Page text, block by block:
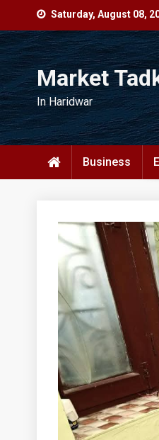
content
Saturday, August 08,
Market
In Haridwar
Business